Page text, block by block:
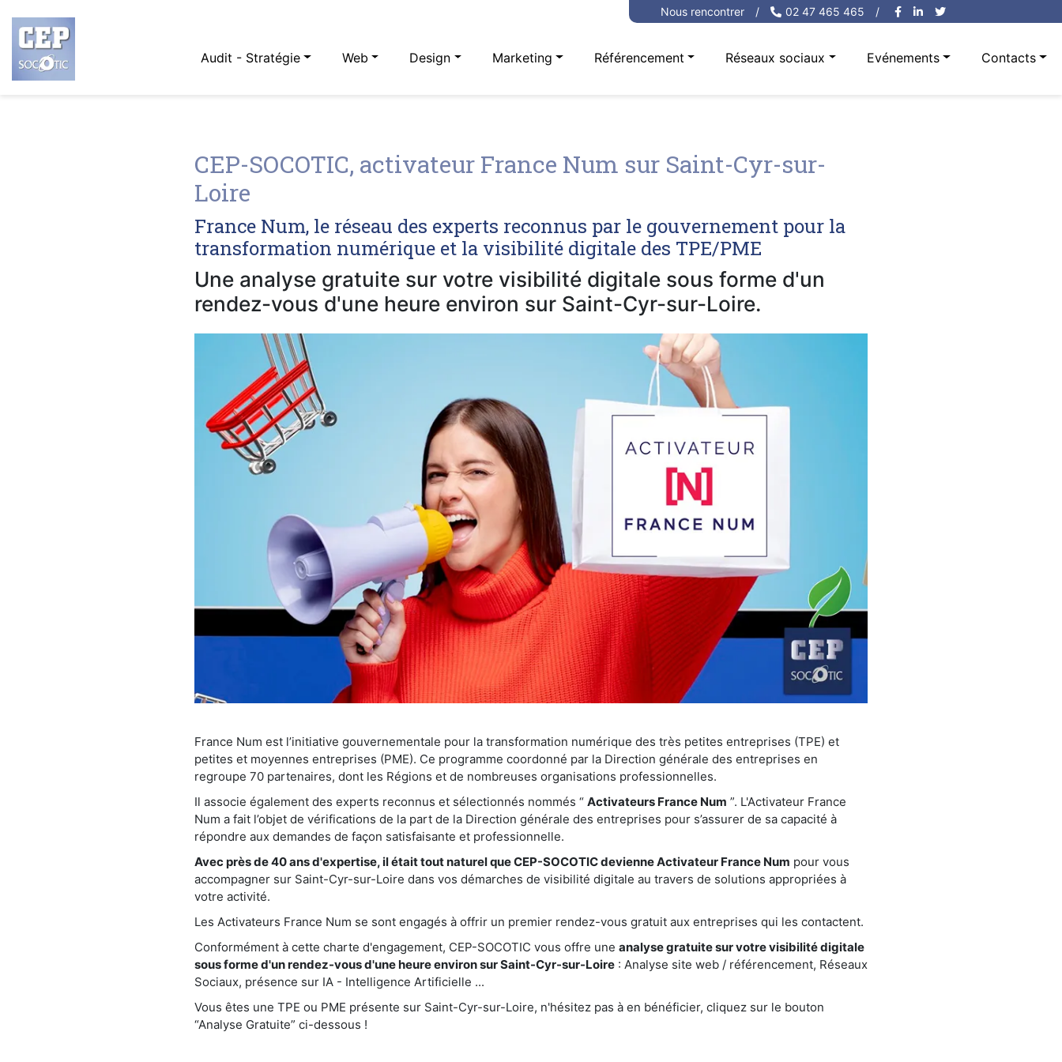
Nous rencontrer / 02 47 465 465 /
Audit - Stratégie Web Design Marketing Référencement Réseaux sociaux Evénements Contacts
CEP-SOCOTIC, activateur France Num sur Saint-Cyr-sur-
Loire
France Num, le réseau des experts reconnus par le gouvernement pour la
transformation numérique et la visibilité digitale des TPE/PME
Une analyse gratuite sur votre visibilité digitale sous forme d'un
rendez-vous d'une heure environ sur Saint-Cyr-sur-Loire.
France Num est l’initiative gouvernementale pour la transformation numérique des très petites entreprises (TPE) et
petites et moyennes entreprises (PME). Ce programme coordonné par la Direction générale des entreprises en
regroupe 70 partenaires, dont les Régions et de nombreuses organisations professionnelles.
Il associe également des experts reconnus et sélectionnés nommés “ Activateurs France Num ”. L'Activateur France
Num a fait l’objet de vérifications de la part de la Direction générale des entreprises pour s’assurer de sa capacité à
répondre aux demandes de façon satisfaisante et professionnelle.
Avec près de 40 ans d'expertise, il était tout naturel que CEP-SOCOTIC devienne Activateur France Num pour vous
accompagner sur Saint-Cyr-sur-Loire dans vos démarches de visibilité digitale au travers de solutions appropriées à
votre activité.
Les Activateurs France Num se sont engagés à offrir un premier rendez-vous gratuit aux entreprises qui les contactent.
Conformément à cette charte d'engagement, CEP-SOCOTIC vous offre une analyse gratuite sur votre visibilité digitale
sous forme d'un rendez-vous d'une heure environ sur Saint-Cyr-sur-Loire: Analyse site web / référencement, Réseaux
Sociaux, présence sur IA - Intelligence Artificielle ...
Vous êtes une TPE ou PME présente sur Saint-Cyr-sur-Loire, n'hésitez pas à en bénéficier, cliquez sur le bouton
“Analyse Gratuite” ci-dessous !